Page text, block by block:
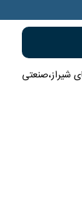
شیراز،صنعتی